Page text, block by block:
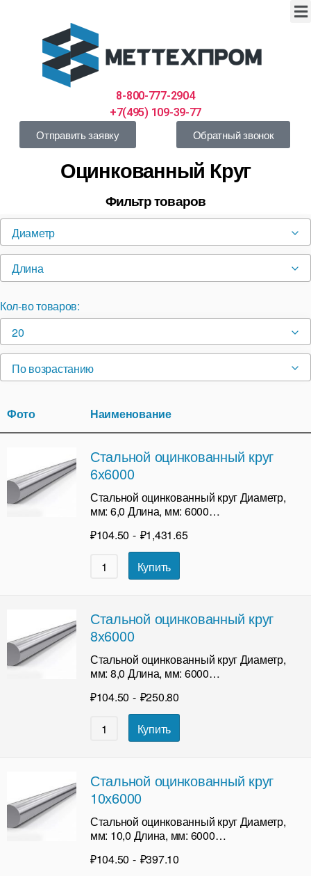
8-800-777-2904
+7(495) 109-39-77
Отправить заявку Обратный звонок
Оцинкованный Круг
Фильтр товаров
Диаметр
Длина
Кол-во товаров:
20
По возрастанию
Фото Наименование
Стальной оцинкованный круг
6х6000
Стальной оцинкованный круг Диаметр,
мм: 6,0 Длина, мм: 6000…
₽104.50 - ₽1,431.65
Купить
Стальной оцинкованный круг
8х6000
Стальной оцинкованный круг Диаметр,
мм: 8,0 Длина, мм: 6000…
₽104.50 - ₽250.80
Купить
Стальной оцинкованный круг
10х6000
Стальной оцинкованный круг Диаметр,
мм: 10,0 Длина, мм: 6000…
₽104.50 - ₽397.10